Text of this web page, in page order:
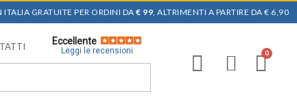
ITALIA GRATUITE PER ORDINI DA € 99, ALTRIMENTI A PARTIRE DA € 6,90
Eccellente
Leggi le recensioni